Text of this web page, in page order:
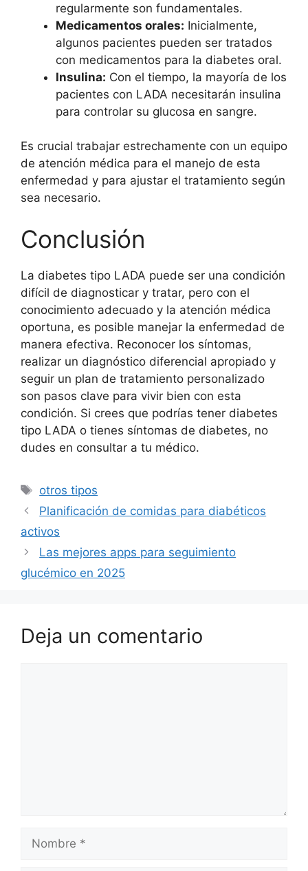
regularmente son fundamentales.
Medicamentos orales: Inicialmente,
algunos pacientes pueden ser tratados
con medicamentos para la diabetes oral.
Insulina: Con el tiempo, la mayoría de los
pacientes con LADA necesitarán insulina
para controlar su glucosa en sangre.
Es crucial trabajar estrechamente con un equipo
de atención médica para el manejo de esta
enfermedad y para ajustar el tratamiento según
sea necesario.
Conclusión
La diabetes tipo LADA puede ser una condición
difícil de diagnosticar y tratar, pero con el
conocimiento adecuado y la atención médica
oportuna, es posible manejar la enfermedad de
manera efectiva. Reconocer los síntomas,
realizar un diagnóstico diferencial apropiado y
seguir un plan de tratamiento personalizado
son pasos clave para vivir bien con esta
condición. Si crees que podrías tener diabetes
tipo LADA o tienes síntomas de diabetes, no
dudes en consultar a tu médico.
Etiquetas
otros tipos
Planificación de comidas para diabéticos
activos
Las mejores apps para seguimiento
glucémico en 2025
Deja un comentario